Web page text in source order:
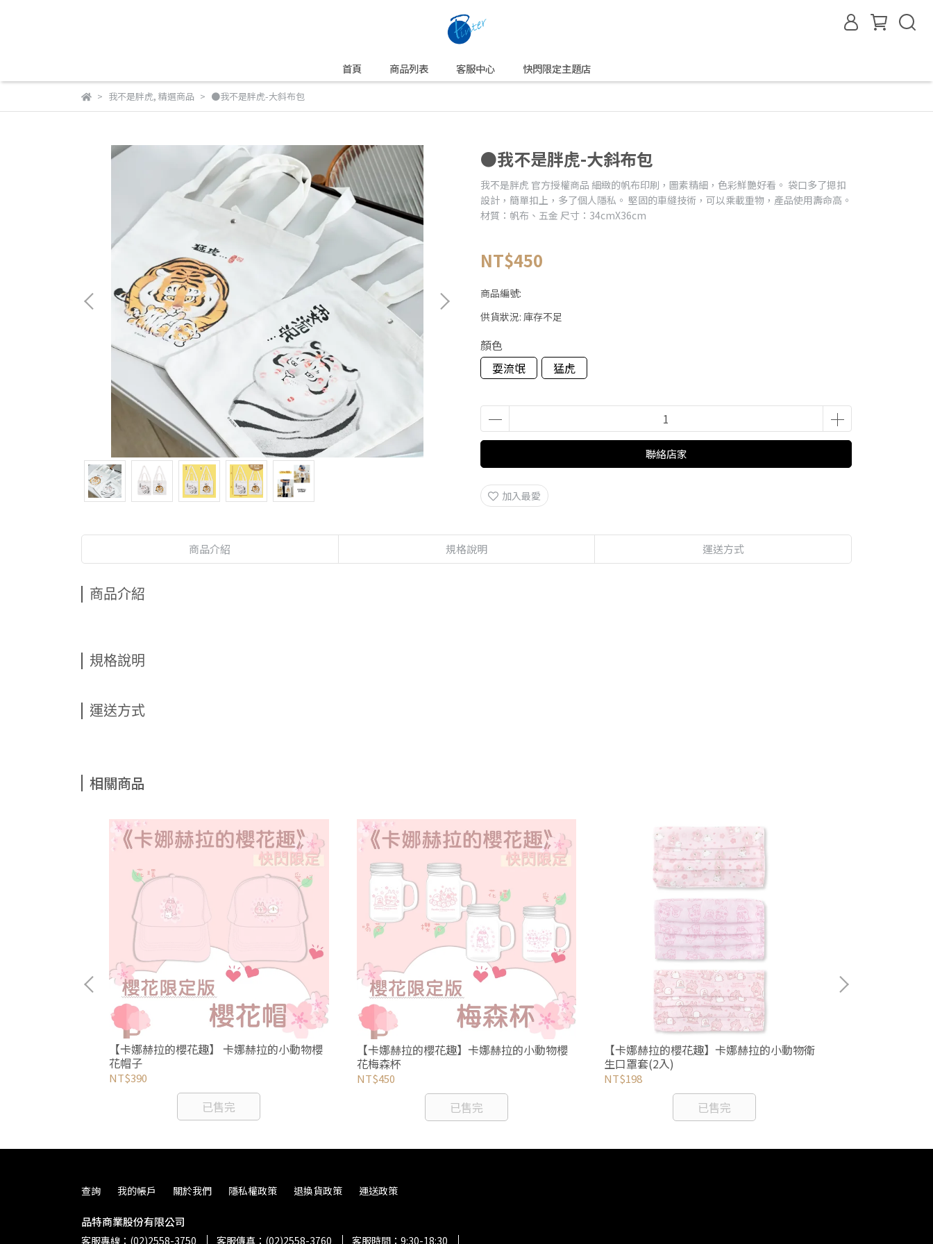
首頁 商品列表 客服中心 快閃限定主題店
我不是胖虎, 精選商品 ●我不是胖虎-大斜布包
●我不是胖虎-大斜布包
我不是胖虎 官方授權商品 細緻的帆布印刷，圖素精細，色彩鮮艷好看。 袋口多了摁扣
設計，簡單扣上，多了個人隱私。 堅固的車縫技術，可以乘載重物，產品使用壽命高。
材質：帆布、五金 尺寸：34cmX36cm
NT$450
商品編號:
供貨狀況: 庫存不足
顏色
耍流氓
猛虎
聯絡店家
加入最愛
商品介紹 規格說明 運送方式
商品介紹
規格說明
運送方式
相關商品
【卡娜赫拉的櫻花趣】 卡娜赫拉的小動物櫻
花帽子
NT$390
已售完
【卡娜赫拉的櫻花趣】卡娜赫拉的小動物櫻
花梅森杯
NT$450
已售完
【卡娜赫拉的櫻花趣】卡娜赫拉的小動物衛
生口罩套(2入)
NT$198
已售完
查詢 我的帳戶 關於我們 隱私權政策 退換貨政策 運送政策
品特商業股份有限公司
客服專線：(02)2558-3750 客服傳真：(02)2558-3760 客服時間：9:30-18:30